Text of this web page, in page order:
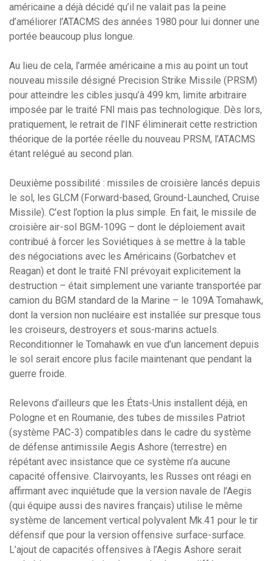
américaine a déjà décidé qu’il ne valait pas la peine
d’améliorer l’ATACMS des années 1980 pour lui donner une
portée beaucoup plus longue.
Au lieu de cela, l’armée américaine a mis au point un tout
nouveau missile désigné Precision Strike Missile (PRSM)
pour atteindre les cibles jusqu’à 499 km, limite arbitraire
imposée par le traité FNI mais pas technologique. Dès lors,
pratiquement, le retrait de l’INF éliminerait cette restriction
théorique de la portée réelle du nouveau PRSM, l’ATACMS
étant relégué au second plan.
Deuxième possibilité : missiles de croisière lancés depuis
le sol, les GLCM (Forward-based, Ground-Launched, Cruise
Missile). C’est l’option la plus simple. En fait, le missile de
croisière air-sol BGM-109G – dont le déploiement avait
contribué à forcer les Soviétiques à se mettre à la table
des négociations avec les Américains (Gorbatchev et
Reagan) et dont le traité FNI prévoyait explicitement la
destruction – était simplement une variante transportée par
camion du BGM standard de la Marine – le 109A Tomahawk,
dont la version non nucléaire est installée sur presque tous
les croiseurs, destroyers et sous-marins actuels.
Reconditionner le Tomahawk en vue d’un lancement depuis
le sol serait encore plus facile maintenant que pendant la
guerre froide.
Relevons d’ailleurs que les États-Unis installent déjà, en
Pologne et en Roumanie, des tubes de missiles Patriot
(système PAC-3) compatibles dans le cadre du système
de défense antimissile Aegis Ashore (terrestre) en
répétant avec insistance que ce système n’a aucune
capacité offensive. Clairvoyants, les Russes ont réagi en
affirmant avec inquiétude que la version navale de l’Aegis
(qui équipe aussi des navires français) utilise le même
système de lancement vertical polyvalent Mk.41 pour le tir
défensif que pour la version offensive surface-surface.
L’ajout de capacités offensives à l’Aegis Ashore serait